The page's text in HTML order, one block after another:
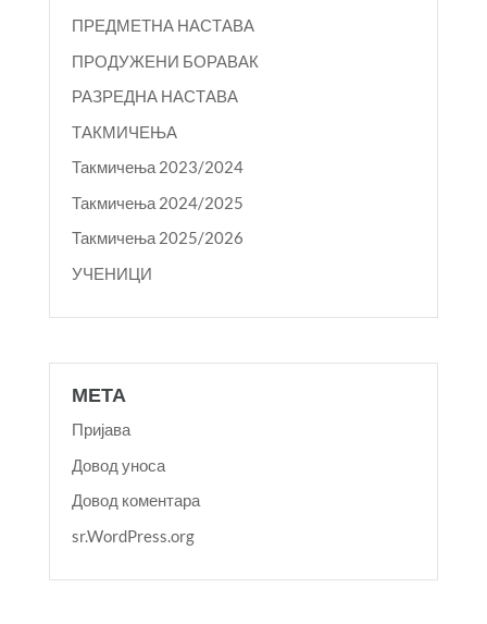
ПРЕДМЕТНА НАСТАВА
ПРОДУЖЕНИ БОРАВАК
РАЗРЕДНА НАСТАВА
ТАКМИЧЕЊА
Такмичења 2023/2024
Такмичења 2024/2025
Такмичења 2025/2026
УЧЕНИЦИ
МЕТА
Пријава
Довод уноса
Довод коментара
sr.WordPress.org